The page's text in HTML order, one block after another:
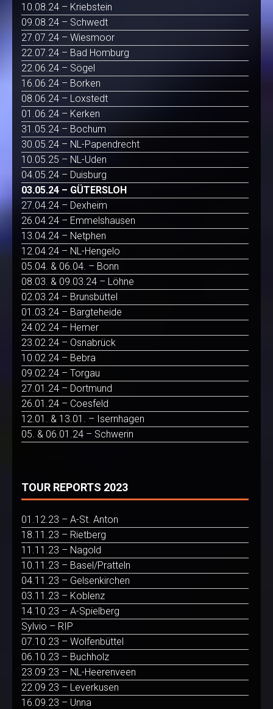
10.08.24 – Kriebstein
09.08.24 – Schwedt
27.07.24 – Wiesmoor
22.07.24 – Bad Homburg
22.06.24 – Sögel
16.06.24 – Borken
08.06.24 – Loxstedt
01.06.24 – Kerken
31.05.24 – Bochum
30.05.24 – NL-Papendrecht
10.05.25 – NL-Uden
04.05.24 – Duisburg
03.05.24 – GÜTERSLOH
27.04.24 – Dexheim
26.04.24 – Emmelshausen
13.04.24 – Netphen
12.04.24 – NL-Hengelo
05.04. & 06.04. – Bonn
08.03. & 09.03.24 – Löhne
02.03.24 – Brunsbüttel
01.03.24 – Bargteheide
24.02.24 – Hemer
23.02.24 – Osnabrück
10.02.24 – Bebra
09.02.24 – Torgau
27.01.24 – Dortmund
26.01.24 – Coesfeld
12.01. & 13.01. – Isernhagen
05. & 06.01.24 – Schwerin
TOUR REPORTS 2023
01.12.23 – A-St. Anton
18.11.23 – Rietberg
11.11.23 – Nagold
10.11.23 – Basel/Pratteln
04.11.23 – Gelsenkirchen
03.11.23 – Koblenz
14.10.23 – A-Spielberg
Sylvio – RIP
07.10.23 – Wolfenbüttel
06.10.23 – Buchholz
23.09.23 – NL-Heerenveen
22.09.23 – Leverkusen
16.09.23 – Unna